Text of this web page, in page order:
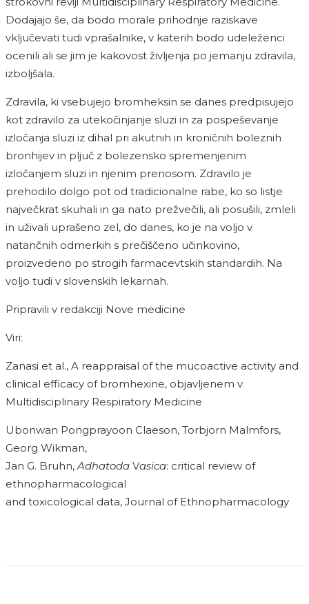
Dodajajo še, da bodo morale prihodnje raziskave
vključevati tudi vprašalnike, v katerih bodo udeleženci
ocenili ali se jim je kakovost življenja po jemanju zdravila,
izboljšala.
Zdravila, ki vsebujejo bromheksin se danes predpisujejo
kot zdravilo za utekočinjanje sluzi in za pospeševanje
izločanja sluzi iz dihal pri akutnih in kroničnih boleznih
bronhijev in pljuč z bolezensko spremenjenim
izločanjem sluzi in njenim prenosom. Zdravilo je
prehodilo dolgo pot od tradicionalne rabe, ko so listje
največkrat skuhali in ga nato prežvečili, ali posušili, zmleli
in uživali uprašeno zel, do danes, ko je na voljo v
natančnih odmerkih s prečiščeno učinkovino,
proizvedeno po strogih farmacevtskih standardih. Na
voljo tudi v slovenskih lekarnah.
Pripravili v redakciji Nove medicine
Viri:
Zanasi et al., A reappraisal of the mucoactive activity and
clinical efficacy of bromhexine, objavljenem v
Multidisciplinary Respiratory Medicine
Ubonwan Pongprayoon Claeson, Torbjorn Malmfors,
Georg Wikman,
Jan G. Bruhn,Adhatoda Vasica: critical review of
ethnopharmacological
and toxicological data, Journal of Ethnopharmacology